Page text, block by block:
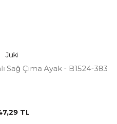
Juki
Sağ Çima Ayak - B1524-383
TL